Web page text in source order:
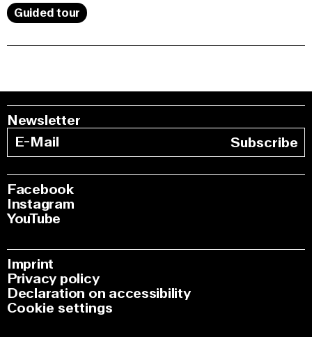
Guided tour
Newsletter
Subscribe
Facebook
Instagram
YouTube
Imprint
Privacy policy
Declaration on accessibility
Cookie settings